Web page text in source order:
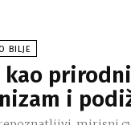
BILJE
kao
i